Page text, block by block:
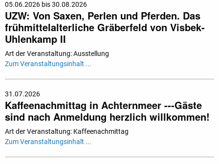
05.06.2026 bis 30.08.2026
UZW: Von Saxen, Perlen und Pferden. Das
frühmittelalterliche Gräberfeld von Visbek-
Uhlenkamp II
Art der Veranstaltung: Ausstellung
Zum Veranstaltungsinhalt ...
31.07.2026
Kaffeenachmittag in Achternmeer ---Gäste
sind nach Anmeldung herzlich willkommen!
Art der Veranstaltung: Kaffeenachmittag
Zum Veranstaltungsinhalt ...